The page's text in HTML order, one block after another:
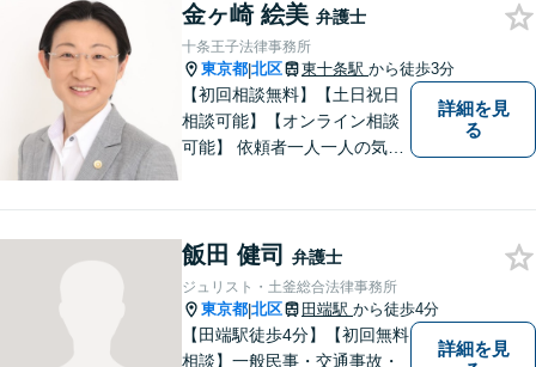
金ヶ崎 絵美 弁護士
十条王子法律事務所
東京都|北区 東十条駅 から徒歩3分
【初回相談無料】【土日祝日
相談可能】【オンライン相談
可能】 依頼者一人一人の気持
方より、元気になった・安心
したという声をいただいてお
ります。
詳細を見
る
飯田 健司 弁護士
ジュリスト・土釜総合法律事務所
東京都|北区 田端駅 から徒歩4分
【田端駅徒歩4分】【初回無料
相談】一般民事・交通事故・
詳細を見